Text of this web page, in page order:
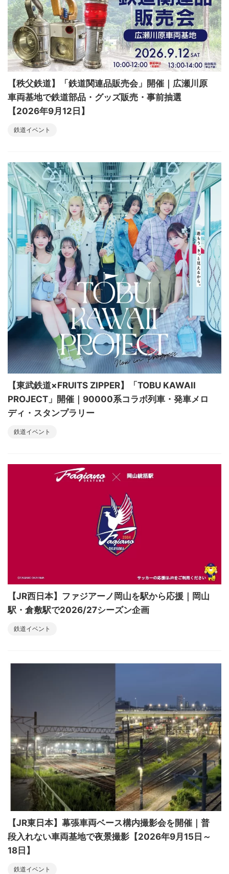
【秩父鉄道】「鉄道関連品販売会」開催｜広瀬川原
車両基地で鉄道部品・グッズ販売・事前抽選
【2026年9月12日】
鉄道イベント
【東武鉄道×FRUITS ZIPPER】「TOBU KAWAII
PROJECT」開催｜90000系コラボ列車・発車メロ
ディ・スタンプラリー
鉄道イベント
【JR西日本】ファジアーノ岡山を駅から応援｜岡山
駅・倉敷駅で2026/27シーズン企画
鉄道イベント
【JR東日本】幕張車両ベース構内撮影会を開催｜普
段入れない車両基地で夜景撮影【2026年9月15日～
18日】
鉄道イベント